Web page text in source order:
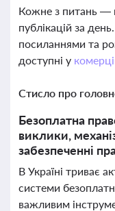
Кожне з питань —
публікацій за
посиланнями та
доступні у
Стисло про
Безоплатна
виклики,
забезпеченні
В Україні триває
системи
важливим